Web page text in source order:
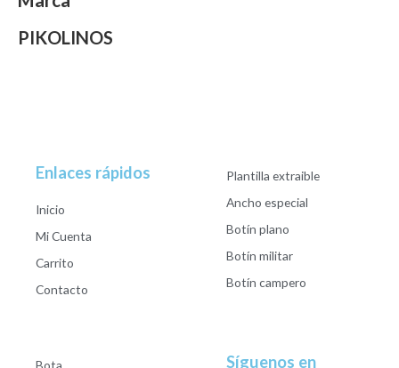
PIKOLINOS
Enlaces rápidos
Inicio
Mi Cuenta
Carrito
Contacto
Plantilla extraible
Ancho especial
Botín plano
Botín militar
Botín campero
Bota
Síguenos en